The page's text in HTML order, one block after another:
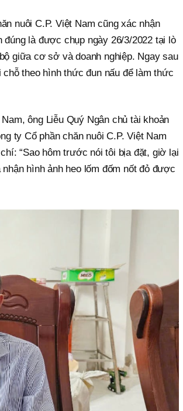
nuôi C.P. Việt Nam cũng xác nhận
đúng là được chụp ngày 26/3/2022 tại lò
giữa cơ sở và doanh nghiệp. Ngay sau
theo hình thức đun nấu để làm thức
ông Liễu Quý Ngân chủ tài khoản
ty Cổ phần chăn nuôi C.P. Việt Nam
“Sao hôm trước nói tôi bịa đặt, giờ lại
hình ảnh heo lốm đốm nốt đỏ được